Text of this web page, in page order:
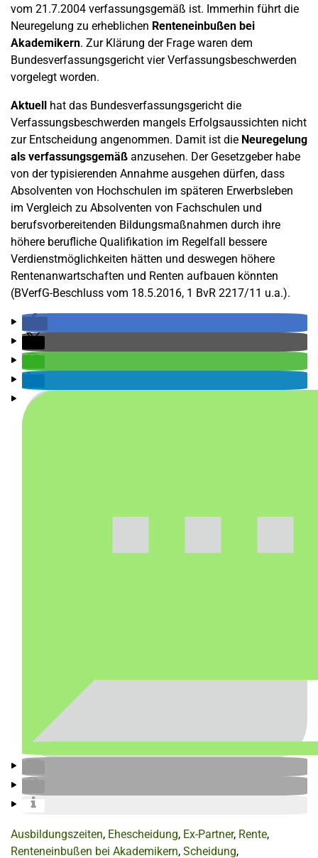
vom 21.7.2004 verfassungsgemäß ist. Immerhin führt die
Neuregelung zu erheblichen Renteneinbußen bei
Akademikern. Zur Klärung der Frage waren dem
Bundesverfassungsgericht vier Verfassungsbeschwerden
vorgelegt worden.
Aktuell hat das Bundesverfassungsgericht die
Verfassungsbeschwerden mangels Erfolgsaussichten nicht
zur Entscheidung angenommen. Damit ist die Neuregelung
als verfassungsgemäß anzusehen. Der Gesetzgeber habe
von der typisierenden Annahme ausgehen dürfen, dass
Absolventen von Hochschulen im späteren Erwerbsleben
im Vergleich zu Absolventen von Fachschulen und
berufsvorbereitenden Bildungsmaßnahmen durch ihre
höhere berufliche Qualifikation im Regelfall bessere
Verdienstmöglichkeiten hätten und deswegen höhere
Rentenanwartschaften und Renten aufbauen könnten
(BVerfG-Beschluss vom 18.5.2016, 1 BvR 2217/11 u.a.).
Ausbildungszeiten, Ehescheidung, Ex-Partner, Rente,
Renteneinbußen bei Akademikern, Scheidung,